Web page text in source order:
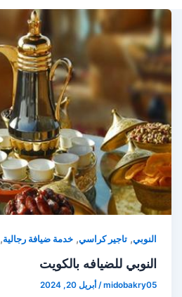
النوبي, تاجير كراسي, خدمة ضيافة رجالية,
النوبي للضيافه بالكويت
midobakry05
/ أبريل 20, 2024